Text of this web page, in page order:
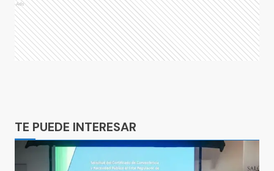
Ads
TE PUEDE INTERESAR